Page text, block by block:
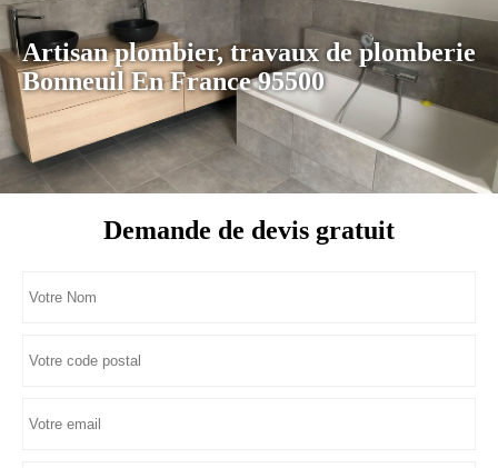
Artisan plombier, travaux de plomberie
Bonneuil En France 95500
Demande de devis gratuit